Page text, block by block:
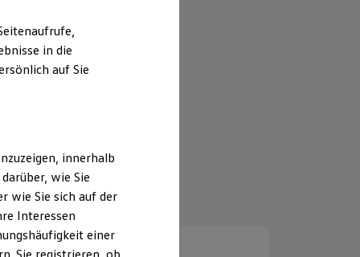
in die
auf Sie
innerhalb
wie Sie
wie Sie sich auf der
Interessen
einer
Sie registrieren, ob